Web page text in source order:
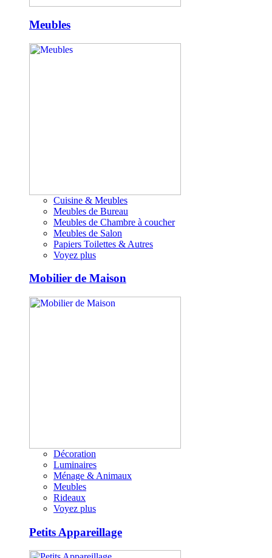
Meubles
Cuisine & Meubles
Meubles de Bureau
Meubles de Chambre à coucher
Meubles de Salon
Papiers Toilettes & Autres
Voyez plus
Mobilier de Maison
Décoration
Luminaires
Ménage & Animaux
Meubles
Rideaux
Voyez plus
Petits Appareillage